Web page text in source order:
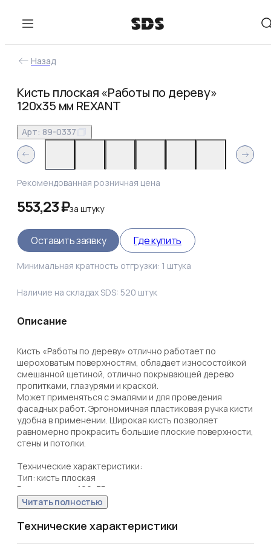
Назад
Кисть плоская «Работы по дереву»
120х35 мм REXANT
Арт: 89-0337
Рекомендованная розничная цена
553,23 ₽заштуку
Оставить заявку Где купить
Минимальная кратность отгрузки: 1 штука
Наличие на складах SDS: 520 штук
Описание
Кисть «Работы по дереву» отлично работает по
шероховатым поверхностям, обладает износостойкой
смешанной щетиной, отлично покрывающей дерево
пропитками, глазурями и краской.
Может применяться с эмалями и для проведения
фасадных работ. Эргономичная пластиковая ручка кисти
удобна в применении. Широкая кисть позволяет
равномерно прокрасить большие плоские поверхности,
стены и потолки.
Технические характеристики:
Тип: кисть плоская
Размер кисти: 120х35 мм
Длина щетины: 57 мм
Длина ручки: 145 мм
Материал рукояти: пластик
Материал бандажа: металл
Щетина: смешанная
Читать полностью
Технические характеристики